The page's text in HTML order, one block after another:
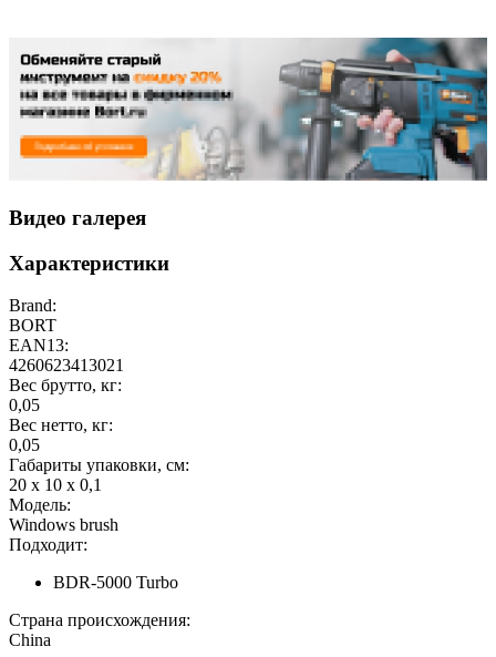
Видео галерея
Характеристики
Brand:
BORT
EAN13:
4260623413021
Вес брутто, кг:
0,05
Вес нетто, кг:
0,05
Габариты упаковки, см:
20 x 10 x 0,1
Модель:
Windows brush
Подходит:
BDR-5000 Turbo
Страна происхождения:
China